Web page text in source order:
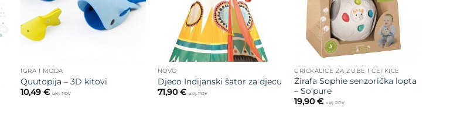
IGRA I MODA
Quutopija – 3D kitovi
10,49€ uklj. PDV
NOVO
Djeco Indijanski šator za djecu
71,90€ uklj. PDV
GRICKALICE ZA ZUBE I ČETKICE
Žirafa Sophie senzorička lopta
– So’pure
19,90€ uklj. PDV